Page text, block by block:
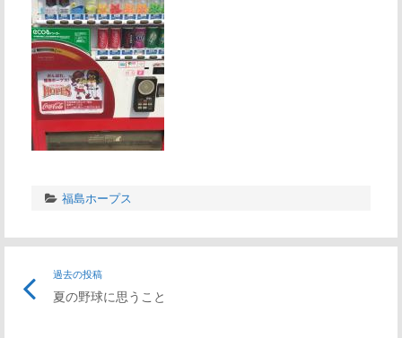
福島ホープス
過去の投稿
夏の野球に思うこと